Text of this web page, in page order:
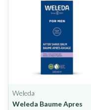
Weleda
Weleda Baume Apres